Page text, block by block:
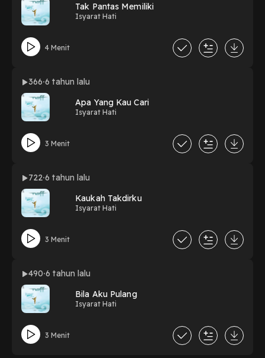
Tak Pantas Memiliki
Isyarat Hati
4 Menit
366 6 tahun lalu
Apa Yang Kau Cari
Isyarat Hati
3 Menit
722 6 tahun lalu
Kaukah Takdirku
Isyarat Hati
3 Menit
490 6 tahun lalu
Bila Aku Pulang
Isyarat Hati
3 Menit